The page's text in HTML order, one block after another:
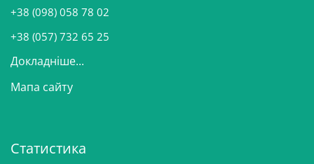
и
+38 (098) 058 78 02
+38 (057) 732 65 25
Докладніше...
Мапа сайту
Статистика